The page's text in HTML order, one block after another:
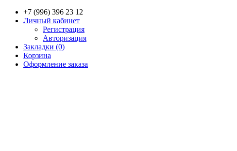
+7 (996) 396 23 12
Личный кабинет
Регистрация
Авторизация
Закладки (0)
Корзина
Оформление заказа